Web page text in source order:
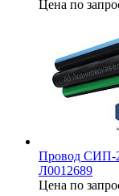
Цена по
Провод СИП-
Л0012689
Цена по